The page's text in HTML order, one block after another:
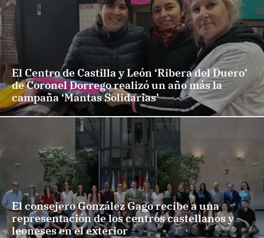
El Centro de Castilla y León ‘Ribera del Duero’
de Coronel Dorrego realizó un año más la
campaña ‘Mantas Solidarias’
El consejero González Gago recibe a una
representación de los centros castellanos y
leoneses en el exterior